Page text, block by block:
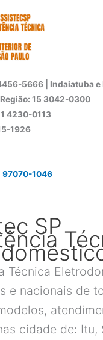
5666 | Indaiatuba
15 3042-0300
4230-0113
1926
97070-1046
SP
Técnica
e nacionais de
cidade de: Itu,